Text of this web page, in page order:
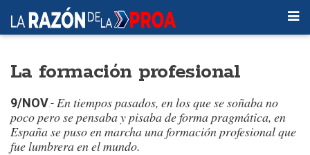
La formación profesional
9/NOV.-En tiempos pasados, en los que se soñaba no
poco pero se pensaba y pisaba de forma pragmática, en
España se puso en marcha una formación profesional que
fue lumbrera en el mundo.